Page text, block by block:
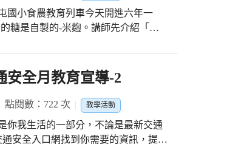
國小食農教育列車今天開進六年一
糖是自製的-米麴。講師先介紹「米
冰沙，先來看看大家的傑作吧！
安全月教育宣導-2
點閱數：722 次 教學活動
你我生活的一部分，不論是最新交通
安全入口網找到你需要的資訊，提升